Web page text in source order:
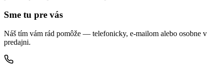
Sme tu pre vás
Náš tím vám rád pomôže — telefonicky, e-mailom alebo osobne v
predajni.